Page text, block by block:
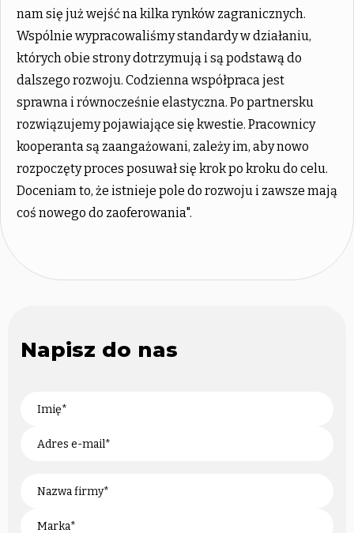
nam się już wejść na kilka rynków zagranicznych.
Wspólnie wypracowaliśmy standardy w działaniu,
których obie strony dotrzymują i są podstawą do
dalszego rozwoju. Codzienna współpraca jest
sprawna i równocześnie elastyczna. Po partnersku
rozwiązujemy pojawiające się kwestie. Pracownicy
kooperanta są zaangażowani, zależy im, aby nowo
rozpoczęty proces posuwał się krok po kroku do celu.
Doceniam to, że istnieje pole do rozwoju i zawsze mają
coś nowego do zaoferowania".
Napisz do nas